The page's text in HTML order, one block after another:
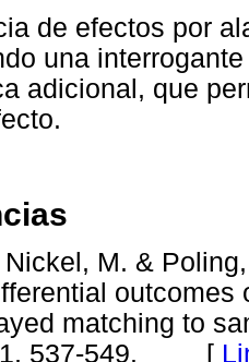
de efectos por
una
adicional, que
M. &
outcomes
matching to
537-549. [